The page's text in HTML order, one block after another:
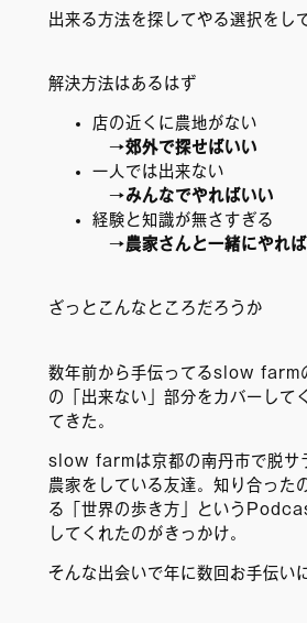
出来る方法を探してやる選択をし
解決方法はあるはず
店の近くに農地がない
→郊外で探せばいい
一人では出来ない
→みんなでやればいい
経験と知識が無さすぎる
→農家さんと一緒にやれ
ざっとこんなところだろうか
数年前から手伝ってるslow farm
の「出来ない」部分をカバーして
てきた。
slow farmは京都の南丹市で脱サ
農家をしている友達。知り合った
る「世界の歩き方」という
してくれたのがきっかけ。
そんな出会いで年に数回お手伝い